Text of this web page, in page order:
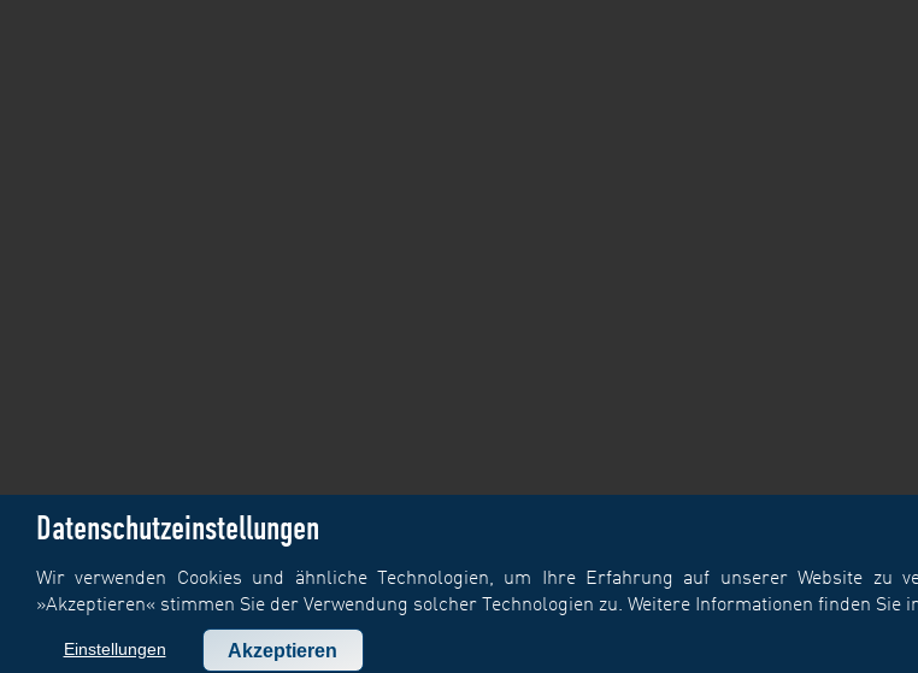
Datenschutzeinstellungen
Wir verwenden Cookies und ähnliche Technologien, um Ihre Erfahrung auf unserer Website zu
»Akzeptieren« stimmen Sie der Verwendung solcher Technologien zu. Weitere Informationen finden Sie
Einstellungen Akzeptieren